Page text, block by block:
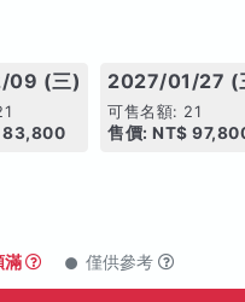
09 (三)
83,800
2027/01/27 (
可售名額: 21
售價: NT$
滿 僅供參考